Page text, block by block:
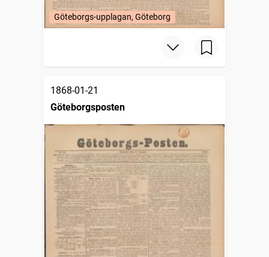
Göteborgs-upplagan, Göteborg
1868-01-21
Göteborgsposten